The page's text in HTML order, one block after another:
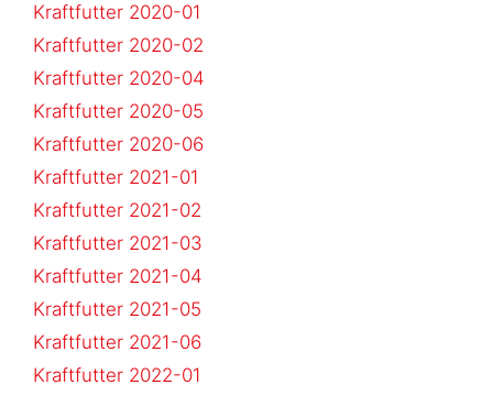
Kraftfutter 2020-01
Kraftfutter 2020-02
Kraftfutter 2020-04
Kraftfutter 2020-05
Kraftfutter 2020-06
Kraftfutter 2021-01
Kraftfutter 2021-02
Kraftfutter 2021-03
Kraftfutter 2021-04
Kraftfutter 2021-05
Kraftfutter 2021-06
Kraftfutter 2022-01